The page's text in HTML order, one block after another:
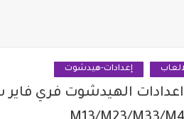
إعدادات-هيدشوت